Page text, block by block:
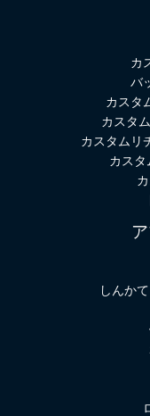
カ
バ
カスタ
カスタ
カスタムリ
カスタ
しんか